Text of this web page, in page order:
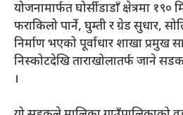
योजनामार्फत घोर्सीडाडाँ क्षेत्रमा
फराकिलो पार्ने, घुम्ती र ग्रेड सुधार,
निर्माण भएको पूर्वाधार शाखा प्रमुख
निस्कोटदेखि ताराखोलातर्फ जाने
।